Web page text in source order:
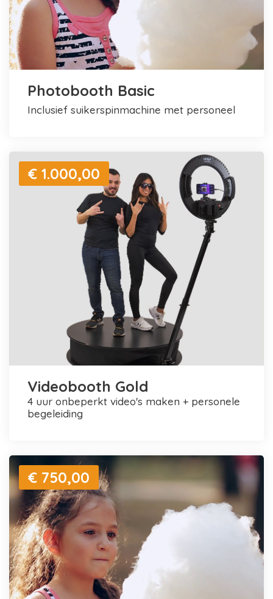
Photobooth Basic
inclusief suikerspinmachine met personeel
€ 1.000,00
Videobooth Gold
4 uur onbeperkt video's maken + personele
begeleiding
€ 750,00